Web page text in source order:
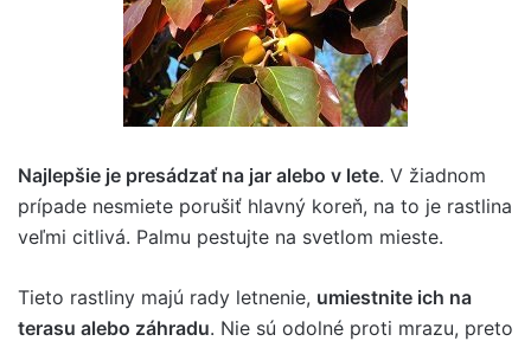
Najlepšie je presádzať na jar alebo v lete. V žiadnom
prípade nesmiete porušiť hlavný koreň, na to je rastlina
veľmi citlivá. Palmu pestujte na svetlom mieste.
Tieto rastliny majú rady letnenie, umiestnite ich na
terasu alebo záhradu. Nie sú odolné proti mrazu, preto